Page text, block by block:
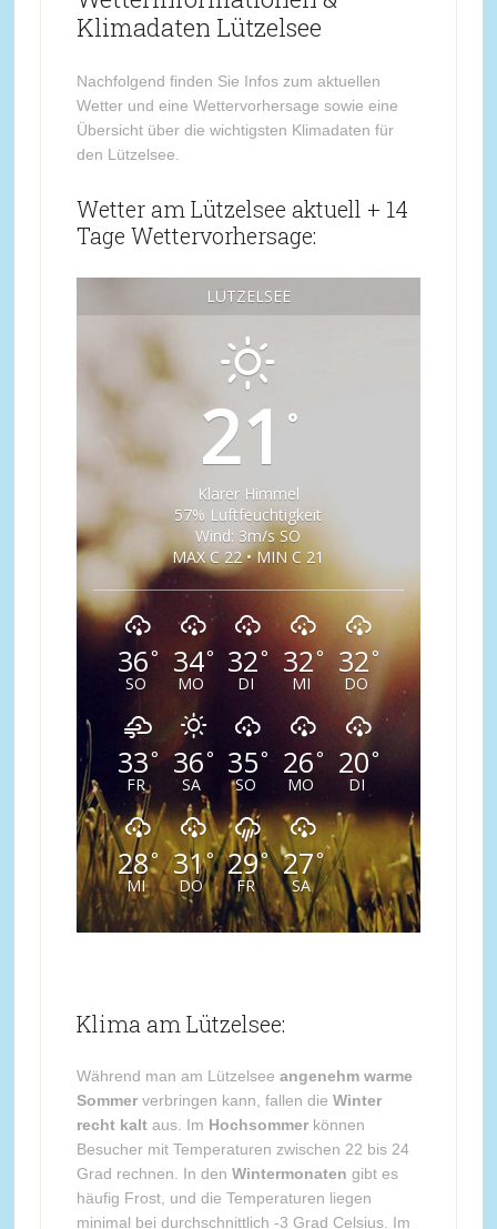
Klimadaten Lützelsee
Nachfolgend finden Sie Infos zum aktuellen
Wetter und eine Wettervorhersage sowie eine
Übersicht über die wichtigsten Klimadaten für
den Lützelsee.
Wetter am Lützelsee aktuell + 14
Tage Wettervorhersage:
LÜTZELSEE
21 °
Klarer Himmel
57% Luftfeuchtigkeit
Wind: 3m/s SO
MAX C 22 • MIN C 21
36°
SO
34°
MO
32°
DI
32°
MI
32°
DO
33°
FR
36°
SA
35°
SO
26°
MO
20°
DI
28°
MI
31°
DO
29°
FR
27°
SA
Klima am Lützelsee:
Während man am Lützelsee angenehm warme
Sommerverbringen kann, fallen die Winter
recht kaltaus. Im Hochsommerkönnen
Besucher mit Temperaturen zwischen 22 bis 24
Grad rechnen. In den Wintermonaten gibt es
häufig Frost, und die Temperaturen liegen
minimal bei durchschnittlich -3 Grad Celsius. Im